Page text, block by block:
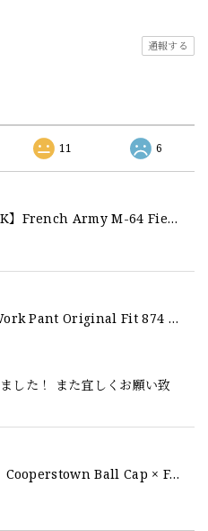
通報する
11 6
【DEADSTOCK】French Army M-64 Field Jacket "92C" 実物 フランス軍 フィールドジャケット コットンサテン300 デッドストック
【Dickies】Work Pant Original Fit 874 新品 ディッキーズ オリジナルフィット ワークパンツ
した！ また宜しくお願い致
【Exclusive】Cooperstown Ball Cap × FAR EAST SIGNAL "NSN / NY" NAVY×WHITE Made in USA 別注 新品 クーパーズタウンボールキャップ 6パネル 紺